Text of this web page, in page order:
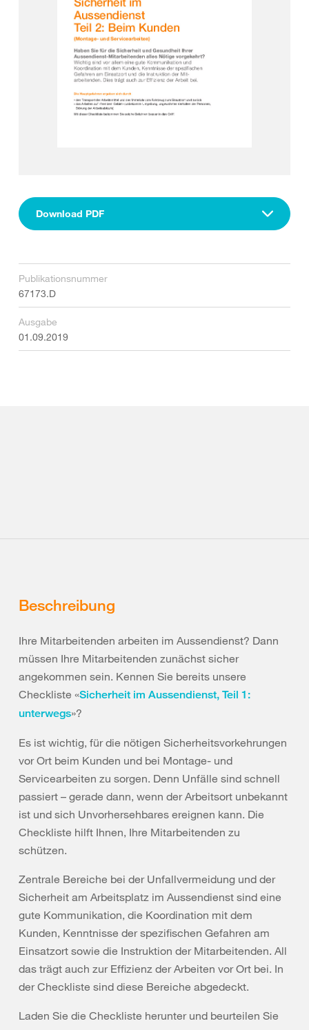
Download PDF
Publikationsnummer
67173.D
Ausgabe
01.09.2019
Beschreibung
Ihre Mitarbeitenden arbeiten im Aussendienst? Dann
müssen Ihre Mitarbeitenden zunächst sicher
angekommen sein. Kennen Sie bereits unsere
Checkliste «Sicherheit im Aussendienst, Teil 1:
unterwegs»?
Es ist wichtig, für die nötigen Sicherheitsvorkehrungen
vor Ort beim Kunden und bei Montage- und
Servicearbeiten zu sorgen. Denn Unfälle sind schnell
passiert – gerade dann, wenn der Arbeitsort unbekannt
ist und sich Unvorhersehbares ereignen kann. Die
Checkliste hilft Ihnen, Ihre Mitarbeitenden zu
schützen.
Zentrale Bereiche bei der Unfallvermeidung und der
Sicherheit am Arbeitsplatz im Aussendienst sind eine
gute Kommunikation, die Koordination mit dem
Kunden, Kenntnisse der spezifischen Gefahren am
Einsatzort sowie die Instruktion der Mitarbeitenden. All
das trägt auch zur Effizienz der Arbeiten vor Ort bei. In
der Checkliste sind diese Bereiche abgedeckt.
Laden Sie die Checkliste herunter und beurteilen Sie